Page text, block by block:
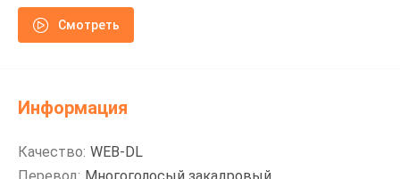
Смотреть
Информация
Качество: WEB-DL